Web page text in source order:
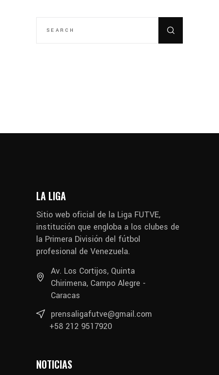
LA LIGA
Sitio web oficial de la Liga FUTVE,
institución que engloba a los clubes de
la Primera División del fútbol
profesional de Venezuela.
Av. Los Cortijos, Quinta
Chirimena, Campo Alegre -
Caracas
prensaligafutve@gmail.com
+58 212 9517920
NOTICIAS